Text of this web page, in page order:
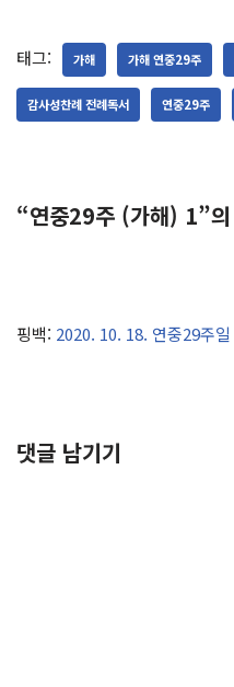
태그: 가해 가해 연중29주
감사성찬례 전례독서 연중29주
“연중29주 (가해) 1”
핑백: 2020. 10. 18. 연중29주
댓글 남기기